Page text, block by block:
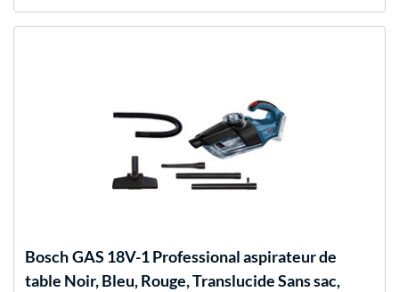
BoschGAS 18V-1 Professional aspirateur de
table Noir, Bleu, Rouge, Translucide Sans sac,